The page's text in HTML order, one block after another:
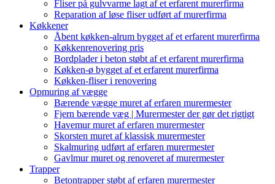
Fliser på gulvvarme lagt af et erfarent murerfirma
Reparation af løse fliser udført af murerfirma
Køkkener
Åbent køkken-alrum bygget af et erfarent murerfirma
Køkkenrenovering pris
Bordplader i beton støbt af et erfarent murerfirma
Køkken-ø bygget af et erfarent murerfirma
Køkken-fliser i renovering
Opmuring af vægge
Bærende vægge muret af erfaren murermester
Fjern bærende væg | Murermester der gør det rigtigt
Havemur muret af erfaren murermester
Skorsten muret af klassisk murermester
Skalmuring udført af erfaren murermester
Gavlmur muret og renoveret af murermester
Trapper
Betontrapper støbt af erfaren murermester